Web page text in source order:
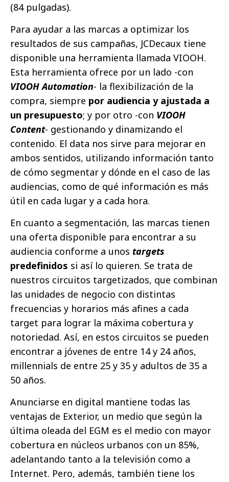
(84 pulgadas).
Para ayudar a las marcas a optimizar los
resultados de sus campañas, JCDecaux tiene
disponible una herramienta llamada VIOOH.
Esta herramienta ofrece por un lado -con
VIOOH Automation- la flexibilización de la
compra, siempre por audiencia y ajustada a
un presupuesto; y por otro -con VIOOH
Content- gestionando y dinamizando el
contenido. El data nos sirve para mejorar en
ambos sentidos, utilizando información tanto
de cómo segmentar y dónde en el caso de las
audiencias, como de qué información es más
útil en cada lugar y a cada hora.
En cuanto a segmentación, las marcas tienen
una oferta disponible para encontrar a su
audiencia conforme a unos targets
predefinidos si así lo quieren. Se trata de
nuestros circuitos targetizados, que combinan
las unidades de negocio con distintas
frecuencias y horarios más afines a cada
target para lograr la máxima cobertura y
notoriedad. Así, en estos circuitos se pueden
encontrar a jóvenes de entre 14 y 24 años,
millennials de entre 25 y 35 y adultos de 35 a
50 años.
Anunciarse en digital mantiene todas las
ventajas de Exterior, un medio que según la
última oleada del EGM es el medio con mayor
cobertura en núcleos urbanos con un 85%,
adelantando tanto a la televisión como a
Internet. Pero, además, también tiene los